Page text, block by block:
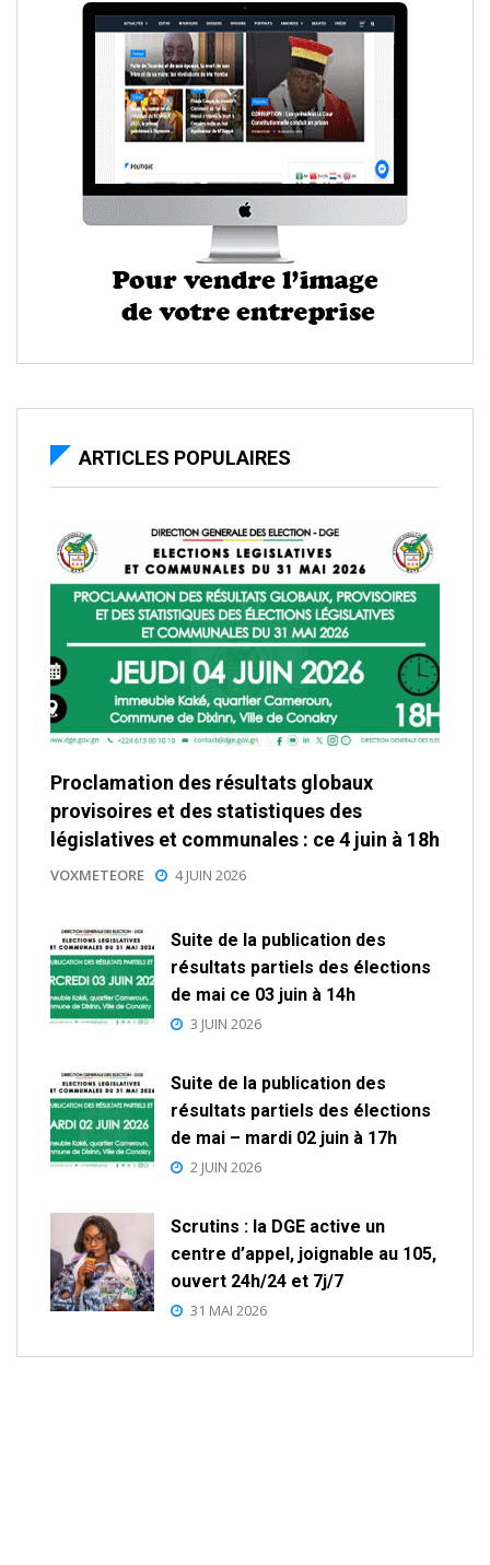
ARTICLES POPULAIRES
Proclamation des résultats globaux
provisoires et des statistiques des
législatives et communales : ce 4 juin à 18h
VOXMETEORE 4 JUIN 2026
Suite de la publication des
résultats partiels des élections
de mai ce 03 juin à 14h
3 JUIN 2026
Suite de la publication des
résultats partiels des élections
de mai – mardi 02 juin à 17h
2 JUIN 2026
Scrutins : la DGE active un
centre d’appel, joignable au 105,
ouvert 24h/24 et 7j/7
31 MAI 2026